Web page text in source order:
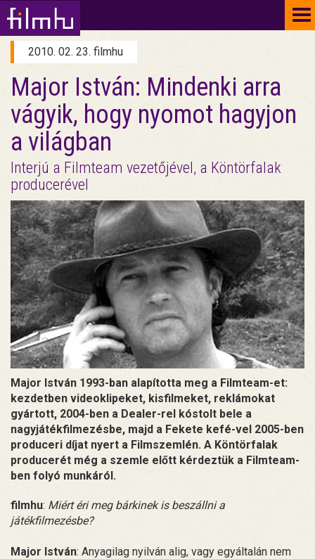
2010. 02. 23. filmhu
Major István: Mindenki arra
vágyik, hogy nyomot hagyjon
a világban
Interjú a Filmteam vezetőjével, a Köntörfalak
producerével
Major István 1993-ban alapította meg a Filmteam-et:
kezdetben videoklipeket, kisfilmeket, reklámokat
gyártott, 2004-ben a Dealer-rel kóstolt bele a
nagyjátékfilmezésbe, majd a Fekete kefé-vel 2005-ben
produceri díjat nyert a Filmszemlén. A Köntörfalak
producerét még a szemle előtt kérdeztük a Filmteam-
ben folyó munkáról.
filmhu: Miért éri meg bárkinek is beszállni a
játékfilmezésbe?
Major István: Anyagilag nyilván alig, vagy egyáltalán nem